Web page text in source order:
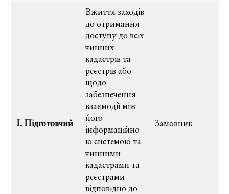
І. Підготовчий
Вжиття заходів
до отримання
доступу до всіх
чинних
кадастрів та
реєстрів або
щодо
забезпечення
взаємодії між
його
інформаційно
ю системою та
чинними
кадастрами та
реєстрами
відповідно до
Замовник